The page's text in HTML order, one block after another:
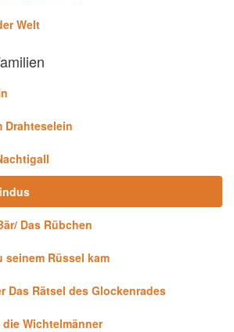
Welt
Drahteselein
Das Rübchen
seinem Rüssel kam
Das Rätsel des Glockenrades
Wichtelmänner